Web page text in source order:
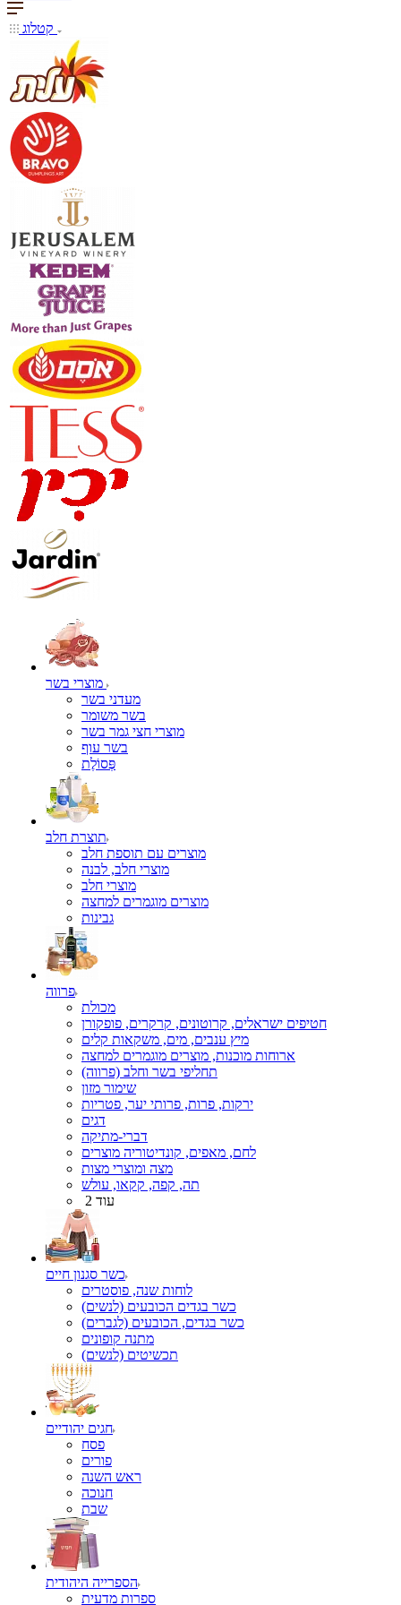
מעדני בשר
בשר משומר
מוצרי חצי גמר בשר
בשר עוף
פְּסוֹלֶת
תוצרת חלב
מוצרים עם תוספת חלב
מוצרי חלב, לבנה
מוצרי חלב
מוצרים מוגמרים למחצה
גבינות
פרווה
מכולת
חטיפים ישראלים, קרוטונים, קרקרים, פופקורן
מיץ ענבים, מים, משקאות קלים
ארוחות מוכנות, מוצרים מוגמרים למחצה
תחליפי בשר וחלב (פרווה)
שימור מזון
ירקות, פרות, פרותי יער, פטריות
דגים
דברי-מתיקה
לחם, מאפים, קונדיטוריה מוצרים
מצה ומוצרי מצות
תה, קפה, קקאו, עולש
עוד 2
כשר סגנון חיים
לוחות שנה, פוסטרים
כשר בגדים הכובעים (לנשים)
כשר בגדים, הכובעים (לגברים)
מתנה קופונים
תכשיטים (לנשים)
חגים יהודיים
פסח
פורים
ראש השנה
חנוכה
שבת
הספרייה היהודית
ספרות מדעית